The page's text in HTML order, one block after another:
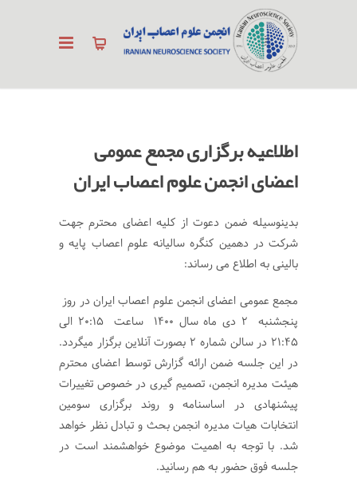
اطلاعیه برگزاری مجمع عمومی
اعضای انجمن علوم اعصاب ایران
بدینوسیله ضمن دعوت از کلیه اعضای محترم جهت
شرکت در دهمین کنگره سالیانه علوم اعصاب پایه و
بالینی به اطلاع می رساند:
مجمع عمومی اعضای انجمن علوم اعصاب ایران در روز
پنجشنبه ۲ دی ماه سال ۱۴۰۰ ساعت ۲۰:۱۵ الی
۲۱:۴۵ در سالن شماره ۲ بصورت آنلاین برگزار میگردد.
در این جلسه ضمن ارائه گزارش توسط اعضای محترم
هیئت مدیره انجمن، تصمیم گیری در خصوص تغییرات
پیشنهادی در اساسنامه و روند برگزاری سومین
انتخابات هیات مدیره انجمن بحث و تبادل نظر خواهد
شد. با توجه به اهمیت موضوع خواهشمند است در
جلسه فوق حضور به هم رسانید.